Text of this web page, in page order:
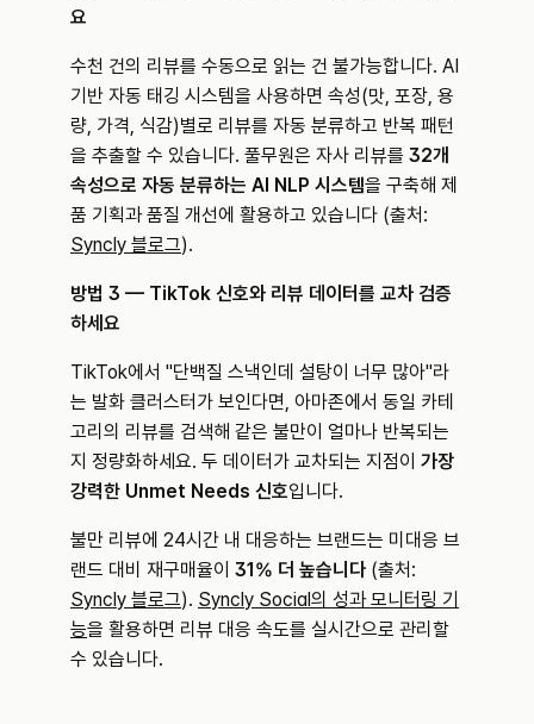
요
수천 건의 리뷰를 수동으로 읽는 건 불가능합니다. AI
기반 자동 태깅 시스템을 사용하면 속성(맛, 포장, 용
량, 가격, 식감)별로 리뷰를 자동 분류하고 반복 패턴
을 추출할 수 있습니다. 풀무원은 자사 리뷰를 32개
속성으로 자동 분류하는 AI NLP 시스템을 구축해 제
Syncly 블로그).
방법 3 — TikTok 신호와 리뷰 데이터를 교차 검증
하세요
TikTok에서 "단백질 스낵인데 설탕이 너무 많아"라
는 발화 클러스터가 보인다면, 아마존에서 동일 카테
고리의 리뷰를 검색해 같은 불만이 얼마나 반복되는
지 정량화하세요. 두 데이터가 교차되는 지점이 가장
강력한 Unmet Needs 신호입니다.
불만 리뷰에 24시간 내 대응하는 브랜드는 미대응 브
랜드 대비 재구매율이 31% 더 높습니다
Syncly 블로그). Syncly Social의 성과 모니터링 기
능을 활용하면 리뷰 대응 속도를 실시간으로 관리할
수 있습니다.